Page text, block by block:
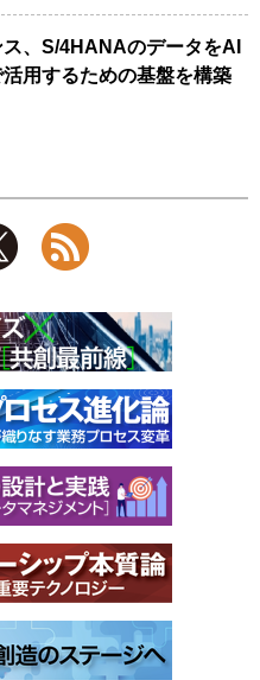
、S/4HANAのデータをAI
用するための基盤を構築